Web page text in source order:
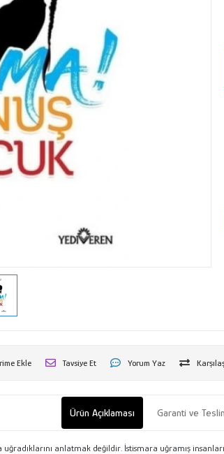
Ekle Tavsiye Et Yorum Yaz
Ürün Açıklaması Garanti ve
anlatmak değildir. İstismara uğramış